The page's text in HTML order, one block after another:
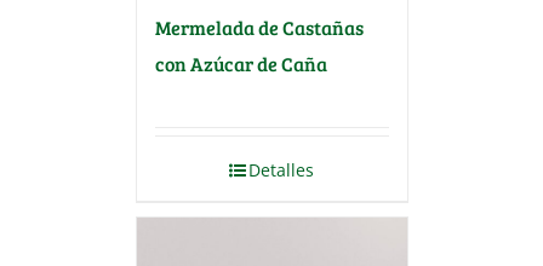
Mermelada de Castañas
con Azúcar de Caña
Detalles